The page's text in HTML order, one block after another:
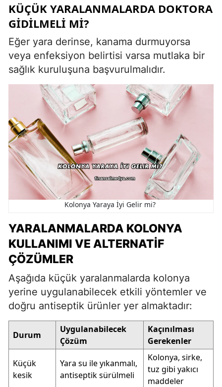
KÜÇÜK YARALANMALARDA DOKTORA
GIDILMELI MI?
Eğer yara derinse, kanama durmuyorsa
veya enfeksiyon belirtisi varsa mutlaka bir
sağlık kuruluşuna başvurulmalıdır.
Kolonya Yaraya İyi Gelir mi?
YARALANMALARDA KOLONYA
KULLANIMI VE ALTERNATIF
ÇÖZÜMLER
Aşağıda küçük yaralanmalarda kolonya
yerine uygulanabilecek etkili yöntemler ve
doğru antiseptik ürünler yer almaktadır:
Durum
Uygulanabilecek
Çözüm
Kaçınılması
Gerekenler
Küçük
kesik
Yara su ile yıkanmalı,
antiseptik sürülmeli
Kolonya, sirke,
tuz gibi yakıcı
maddeler